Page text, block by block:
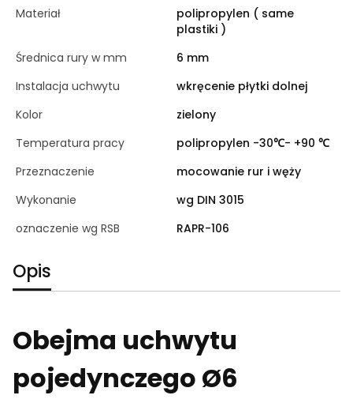
Materiał
polipropylen ( same
plastiki )
Średnica rury w mm
6 mm
Instalacja uchwytu
wkręcenie płytki dolnej
Kolor
zielony
Temperatura pracy
polipropylen -30℃- +90 ℃
Przeznaczenie
mocowanie rur i węży
Wykonanie
wg DIN 3015
oznaczenie wg RSB
RAPR-106
Opis
Obejma uchwytu
pojedynczego Ø6